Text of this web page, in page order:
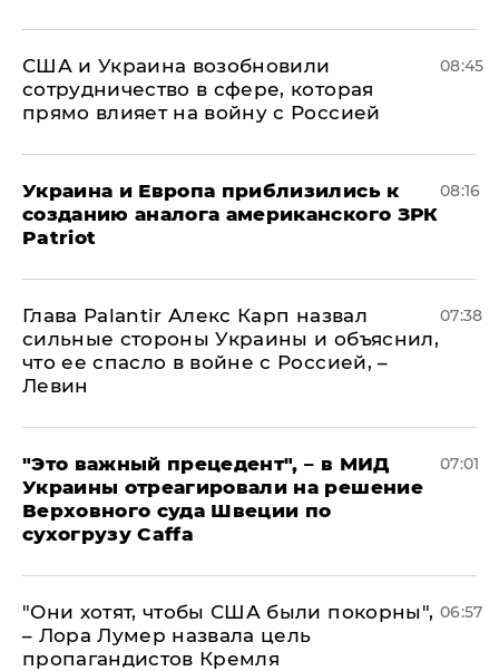
США и Украина возобновили
сотрудничество в сфере, которая
прямо влияет на войну с Россией
08:45
Украина и Европа приблизились к
созданию аналога американского ЗРК
Patriot
08:16
Глава Palantir Алекс Карп назвал
сильные стороны Украины и объяснил,
что ее спасло в войне с Россией, –
Левин
07:38
"Это важный прецедент", – в МИД
Украины отреагировали на решение
Верховного суда Швеции по
сухогрузу Caffa
07:01
"Они хотят, чтобы США были покорны",
– Лора Лумер назвала цель
пропагандистов Кремля
06:57